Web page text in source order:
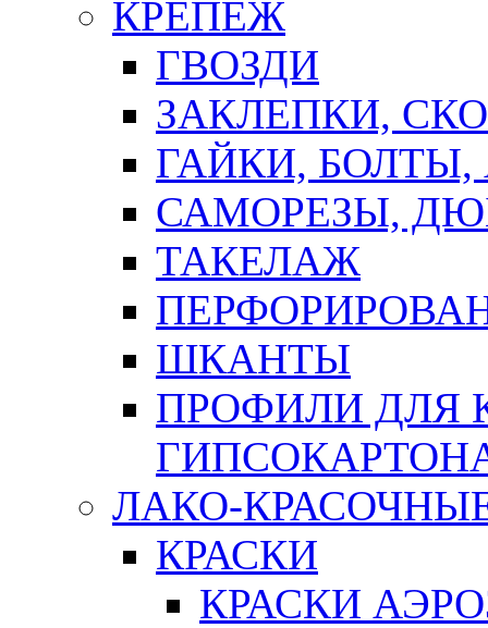
КРЕПЕЖ
ГВОЗДИ
ЗАКЛЕПКИ,
ГАЙКИ,
САМОРЕЗЫ,
ТАКЕЛАЖ
ШКАНТЫ
ПРОФИЛИ ДЛЯ
ЛАКО-
КРАСКИ
КРАСКИ